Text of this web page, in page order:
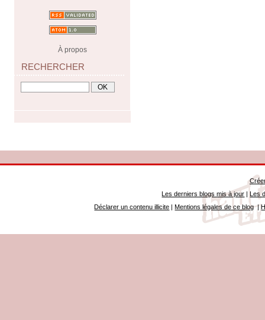
À propos
RECHERCHER
Les derniers blogs mis à jour |Les
Déclarer un contenu illicite |Mentions légales de ce blog|